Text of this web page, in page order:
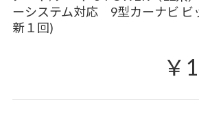
ーシステム対応 9型カーナビ ビ
新１回)
￥